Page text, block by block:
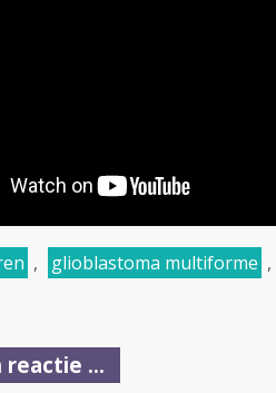
, glioblastoma multiforme ,
reactie ...